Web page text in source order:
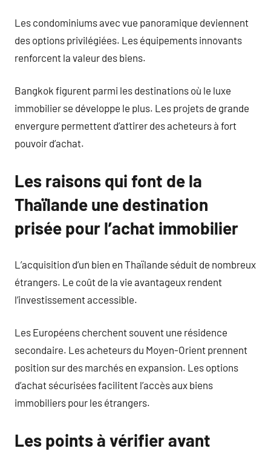
Les condominiums avec vue panoramique deviennent
des options privilégiées. Les équipements innovants
renforcent la valeur des biens.
Bangkok figurent parmi les destinations où le luxe
immobilier se développe le plus. Les projets de grande
envergure permettent d’attirer des acheteurs à fort
pouvoir d’achat.
Les raisons qui font de la
Thaïlande une destination
prisée pour l’achat immobilier
L’acquisition d’un bien en Thaïlande séduit de nombreux
étrangers. Le coût de la vie avantageux rendent
l’investissement accessible.
Les Européens cherchent souvent une résidence
secondaire. Les acheteurs du Moyen-Orient prennent
position sur des marchés en expansion. Les options
d’achat sécurisées facilitent l’accès aux biens
immobiliers pour les étrangers.
Les points à vérifier avant